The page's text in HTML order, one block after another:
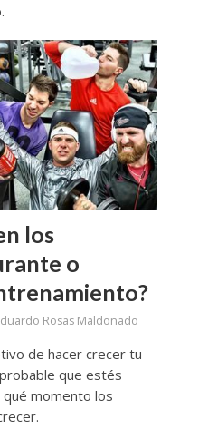
los
o
Rosas Maldonado
de hacer crecer tu
que estés
momento los